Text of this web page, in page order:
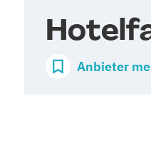
Anbieter